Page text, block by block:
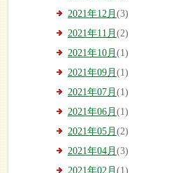
2021年12月 (3)
2021年11月 (2)
2021年10月 (1)
2021年09月 (1)
2021年07月 (1)
2021年06月 (1)
2021年05月 (2)
2021年04月 (3)
2021年02月 (1)